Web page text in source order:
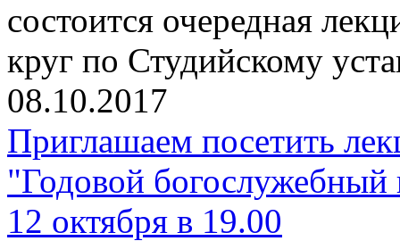
состоится очередная
круг по Студийскому
08.10.2017
Приглашаем посетить
"Годовой богослужебный
12 октября в 19.00